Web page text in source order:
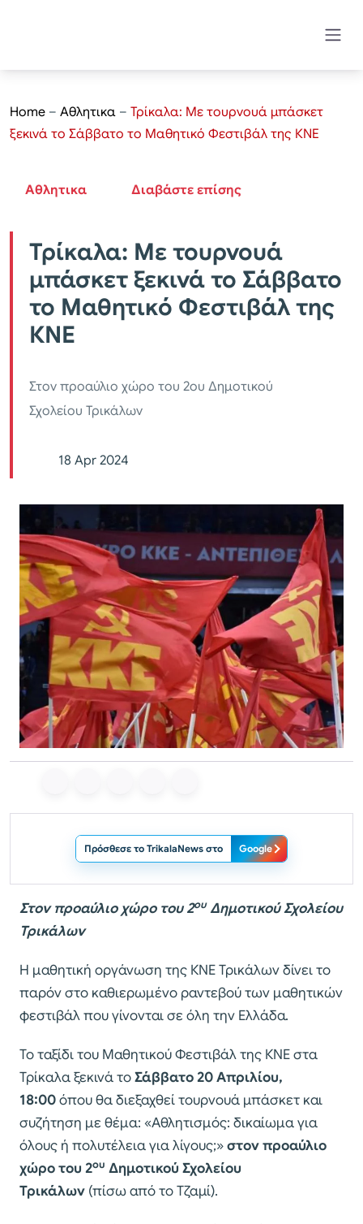
Home – Αθλητικα – Τρίκαλα: Με τουρνουά μπάσκετ
ξεκινά το Σάββατο το Μαθητικό Φεστιβάλ της ΚΝΕ
Αθλητικα Διαβάστε επίσης
Τρίκαλα: Με τουρνουά
μπάσκετ ξεκινά το Σάββατο
το Μαθητικό Φεστιβάλ της
ΚΝΕ
Στον προαύλιο χώρο του 2ου Δημοτικού
Σχολείου Τρικάλων
18 Apr 2024
Πρόσθεσε το TrikalaNews στο Google
Στον προαύλιο χώρο του 2ουΔημοτικού Σχολείου
Τρικάλων
Η μαθητική οργάνωση της ΚΝΕ Τρικάλων δίνει το
παρόν στο καθιερωμένο ραντεβού των μαθητικών
φεστιβάλ που γίνονται σε όλη την Ελλάδα.
Το ταξίδι του Μαθητικού Φεστιβάλ της ΚΝΕ στα
Τρίκαλα ξεκινά τοΣάββατο 20 Απριλίου,
18:00όπου θα διεξαχθεί τουρνουά μπάσκετ και
συζήτηση με θέμα: «Αθλητισμός: δικαίωμα για
όλους ή πολυτέλεια για λίγους;»στον προαύλιο
χώρο του 2ου Δημοτικού Σχολείου
Τρικάλων (πίσω από το Τζαμί).